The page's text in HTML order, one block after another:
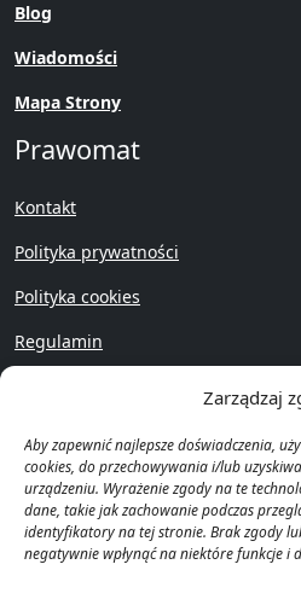
Zarządzaj
Aby zapewnić najlepsze doświadczenia,
cookies, do przechowywania i/lub
urządzeniu. Wyrażenie zgody na te
dane, takie jak zachowanie podczas
identyfikatory na tej stronie. Brak zgody
negatywnie wpłynąć na niektóre funkcje i
Blog
Wiadomości
Mapa Strony
Prawomat
Kontakt
Polityka prywatności
Polityka cookies
Regulamin
Copyright © Prawomat 2023 -